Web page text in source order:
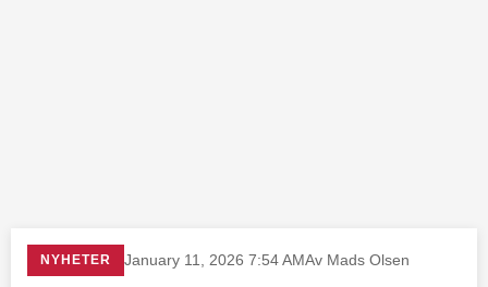
NYHETER January 11, 2026 7:54 AMAv Mads Olsen